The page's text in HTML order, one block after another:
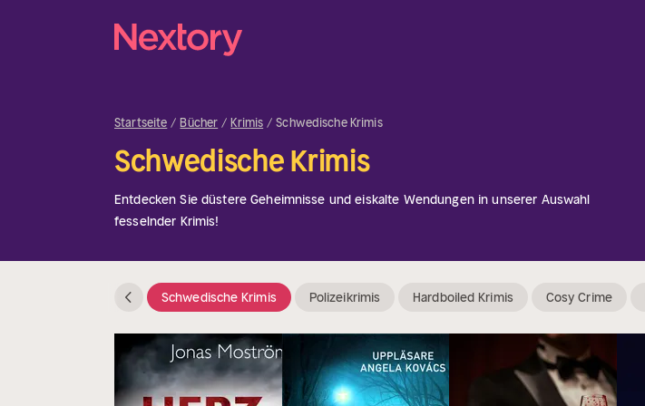
Startseite Bücher Krimis Schwedische Krimis
Schwedische Krimis
Entdecken Sie düstere Geheimnisse und eiskalte Wendungen in unserer Auswahl
fesselnder Krimis!
Schwedische Krimis Polizeikrimis Hardboiled Krimis Cosy Crime